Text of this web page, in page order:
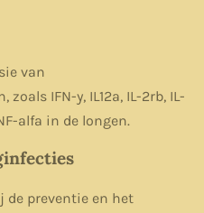
van
IFN-y, IL12a, IL-2rb, IL-
alfa in de longen.
de preventie en het